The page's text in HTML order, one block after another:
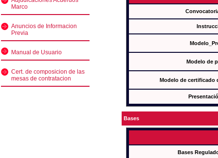
Marco
Anuncios de Informacion
Previa
Manual de Usuario
Cert. de composicion de las
mesas de contratacion
Modelo de
Modelo de certificado
Bases
Bases